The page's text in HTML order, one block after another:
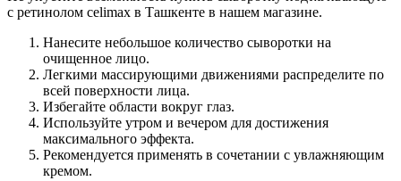
с ретинолом celimax в Ташкенте в нашем магазине.
Нанесите небольшое количество сыворотки на
очищенное лицо.
Легкими массирующими движениями распределите по
всей поверхности лица.
Избегайте области вокруг глаз.
Используйте утром и вечером для достижения
максимального эффекта.
Рекомендуется применять в сочетании с увлажняющим
кремом.